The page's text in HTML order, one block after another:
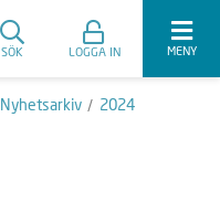
SÖK LOGGA IN MENY
Nyhetsarkiv
2024